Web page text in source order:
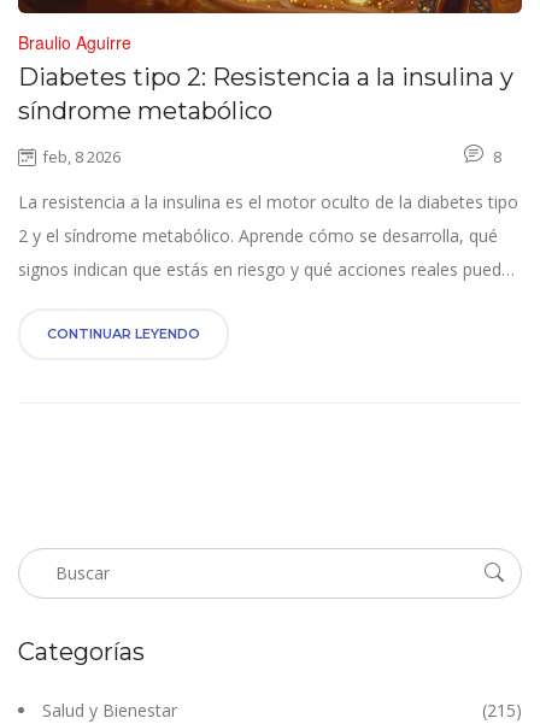
Braulio Aguirre
Diabetes tipo 2: Resistencia a la insulina y
síndrome metabólico
feb, 8 2026 8
La resistencia a la insulina es el motor oculto de la diabetes tipo
2 y el síndrome metabólico. Aprende cómo se desarrolla, qué
signos indican que estás en riesgo y qué acciones reales puedes
CONTINUAR LEYENDO
Categorías
Salud y Bienestar (215)